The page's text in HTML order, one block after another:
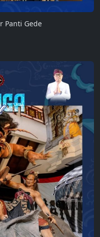
Panti Gede